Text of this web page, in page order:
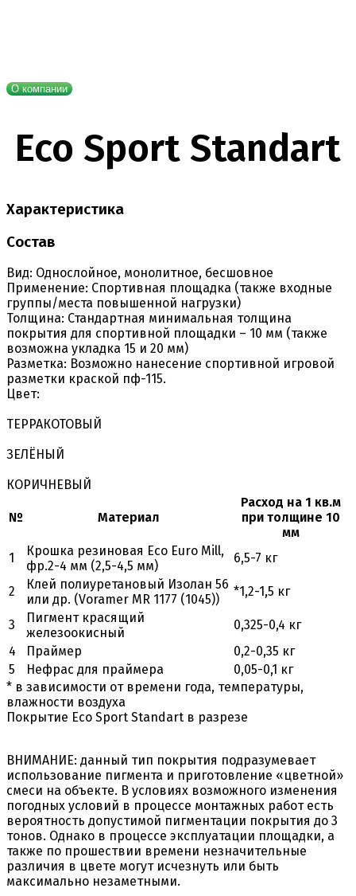
О компании
Eco Sport Standart
Характеристика
Состав
Вид: Однослойное, монолитное, бесшовное
Применение: Спортивная площадка (также входные
группы/места повышенной нагрузки)
Толщина: Стандартная минимальная толщина
покрытия для спортивной площадки – 10 мм (также
возможна укладка 15 и 20 мм)
Разметка: Возможно нанесение спортивной игровой
разметки краской пф-115.
Цвет:
ТЕРРАКОТОВЫЙ
ЗЕЛЁНЫЙ
КОРИЧНЕВЫЙ
№ Материал
Расход на 1 кв.м
при толщине 10
мм
1
Крошка резиновая Eco Euro Mill,
фр.2-4 мм (2,5-4,5 мм)
6,5-7 кг
2
Клей полиуретановый Изолан 56
или др. (Voramer MR 1177 (1045))
*1,2-1,5 кг
3
Пигмент красящий
железоокисный
0,325-0,4 кг
4
Праймер
0,2-0,35 кг
5
Нефрас для праймера
0,05-0,1 кг
* в зависимости от времени года, температуры,
влажности воздуха
Покрытие Eco Sport Standart в разрезе
ВНИМАНИЕ: данный тип покрытия подразумевает
использование пигмента и приготовление «цветной»
смеси на объекте. В условиях возможного изменения
погодных условий в процессе монтажных работ есть
вероятность допустимой пигментации покрытия до 3
тонов. Однако в процессе эксплуатации площадки, а
также по прошествии времени незначительные
различия в цвете могут исчезнуть или быть
максимально незаметными.